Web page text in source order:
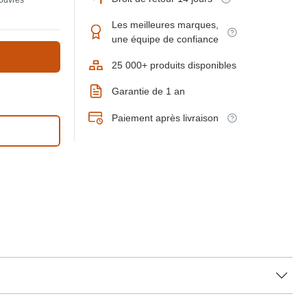
Les meilleures marques,
une équipe de confiance
25 000+ produits disponibles
Garantie de 1 an
Paiement après livraison